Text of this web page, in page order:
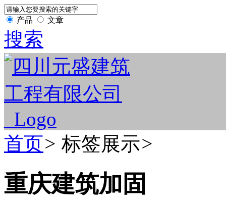
产品 文章
搜索
首页> 标签展示>
重庆建筑加固